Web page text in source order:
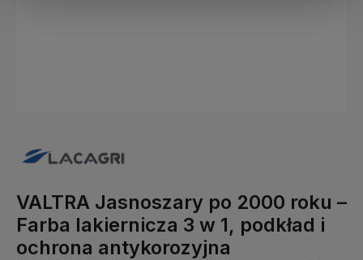
VALTRA Jasnoszary po 2000 roku –
Farba lakiernicza 3 w 1, podkład i
ochrona antykorozyjna